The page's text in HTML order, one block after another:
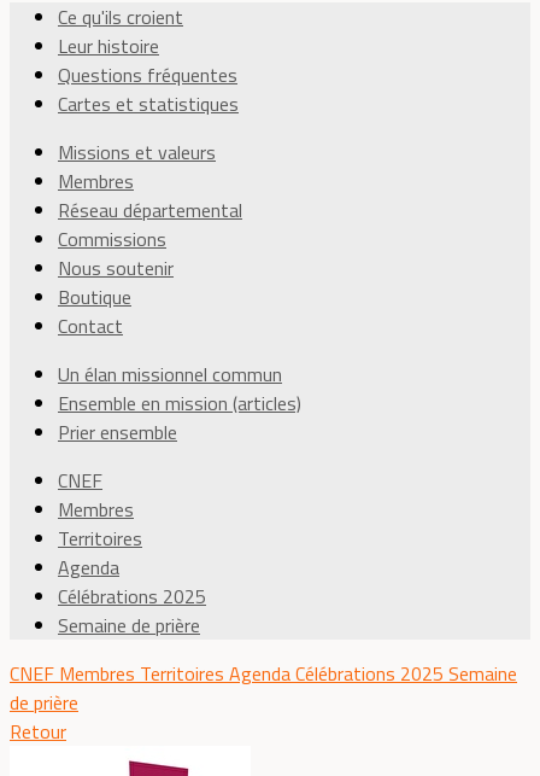
Ce qu'ils croient
Leur histoire
Questions fréquentes
Cartes et statistiques
Missions et valeurs
Membres
Réseau départemental
Commissions
Nous soutenir
Boutique
Contact
Un élan missionnel commun
Ensemble en mission (articles)
Prier ensemble
CNEF
Membres
Territoires
Agenda
Célébrations 2025
Semaine de prière
CNEF Membres Territoires AgendaCélébrations 2025 Semaine
de prière
Retour